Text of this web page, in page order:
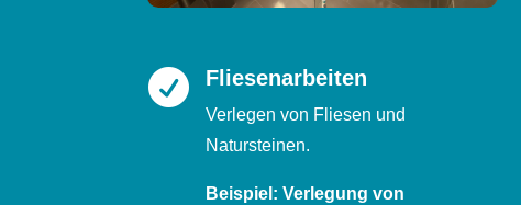
 Fliesenarbeiten
Verlegen von Fliesen und
Natursteinen.
Beispiel: Verlegung von